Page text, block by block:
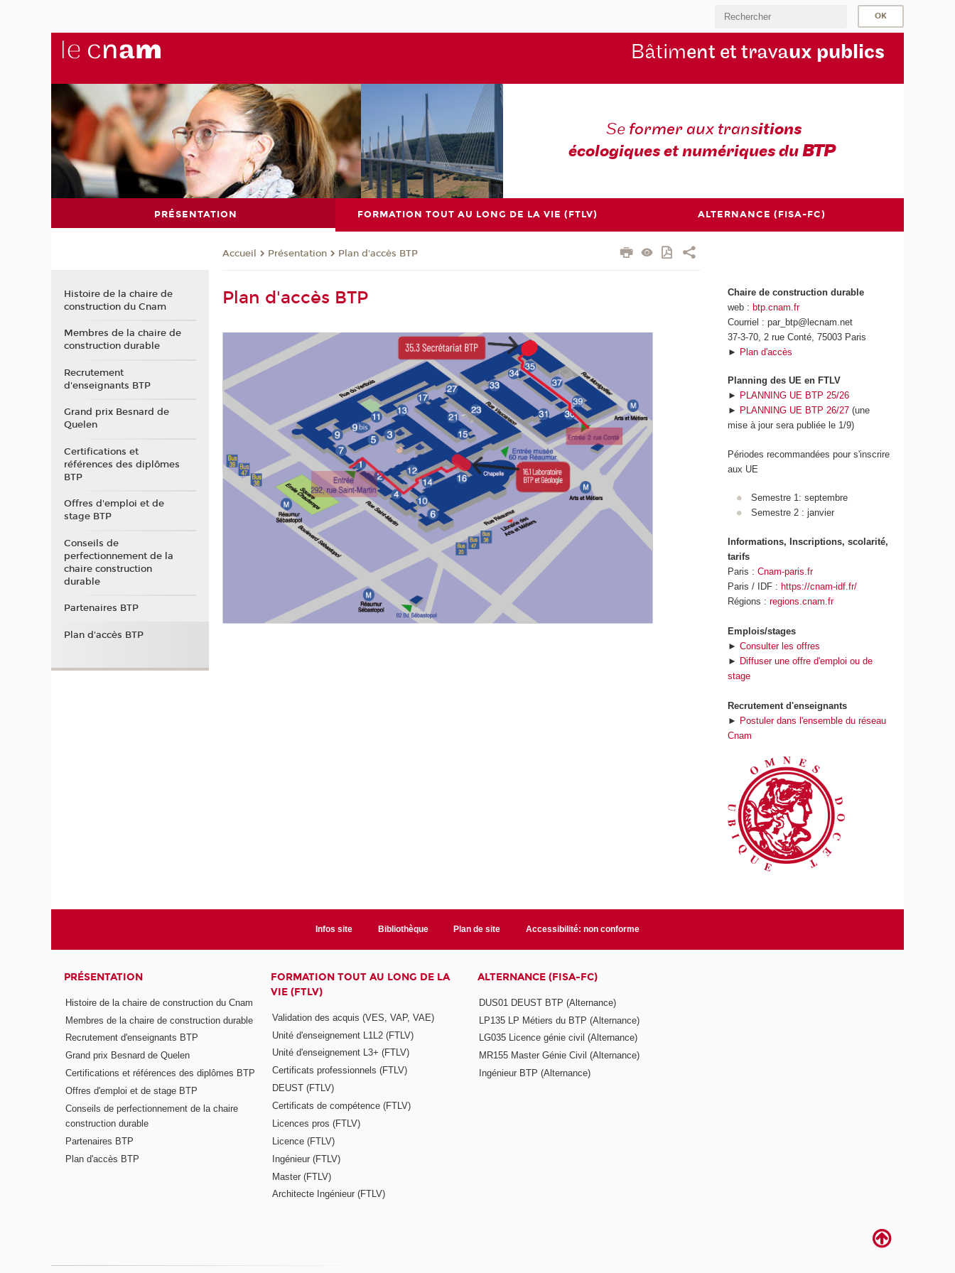
Bâtiment et travaux publics
Se former aux transitions
écologiques et numériques duBTP
PRÉSENTATION FORMATION TOUT AU LONG DE LA VIE (FTLV) ALTERNANCE (FISA-FC)
Accueil Présentation Plan d'accès BTP
Plan d'accès BTP
Chaire de construction durable
web :btp.cnam.fr
Courriel : par_btp@lecnam.net
37-3-70, 2 rue Conté, 75003 Paris
► Plan d'accès
Planning des UE en FTLV
► PLANNING UE BTP 25/26
► PLANNING UE BTP 26/27 (une
mise à jour sera publiée le 1/9)
Périodes recommandées pour s'inscrire
aux UE
Semestre 1: septembre
Semestre 2 : janvier
Informations, Inscriptions, scolarité,
tarifs
Paris :Cnam-paris.fr
Paris / IDF :https://cnam-idf.fr/
Régions :regions.cnam.fr
Emplois/stages
►Consulter les offres
► Diffuser une offre d'emploi ou de
stage
Recrutement d'enseignants
► Postuler dans l'ensemble du réseau
Cnam
Histoire de la chaire de
construction du Cnam
Membres de la chaire de
construction durable
Recrutement
d'enseignants BTP
Grand prix Besnard de
Quelen
Certifications et
références des diplômes
BTP
Offres d'emploi et de
stage BTP
Conseils de
perfectionnement de la
chaire construction
durable
Partenaires BTP
Plan d'accès BTP
Infos site Bibliothèque Plan de site Accessibilité: non conforme
PRÉSENTATION
Histoire de la chaire de construction du Cnam
Membres de la chaire de construction durable
Recrutement d'enseignants BTP
Grand prix Besnard de Quelen
Certifications et références des diplômes BTP
Offres d'emploi et de stage BTP
Conseils de perfectionnement de la chaire
construction durable
Partenaires BTP
Plan d'accès BTP
FORMATION TOUT AU LONG DE LA
VIE (FTLV)
Validation des acquis (VES, VAP, VAE)
Unité d'enseignement L1L2 (FTLV)
Unité d'enseignement L3+ (FTLV)
Certificats professionnels (FTLV)
DEUST (FTLV)
Certificats de compétence (FTLV)
Licences pros (FTLV)
Licence (FTLV)
Ingénieur (FTLV)
Master (FTLV)
Architecte Ingénieur (FTLV)
ALTERNANCE (FISA-FC)
DUS01 DEUST BTP (Alternance)
LP135 LP Métiers du BTP (Alternance)
LG035 Licence génie civil (Alternance)
MR155 Master Génie Civil (Alternance)
Ingénieur BTP (Alternance)